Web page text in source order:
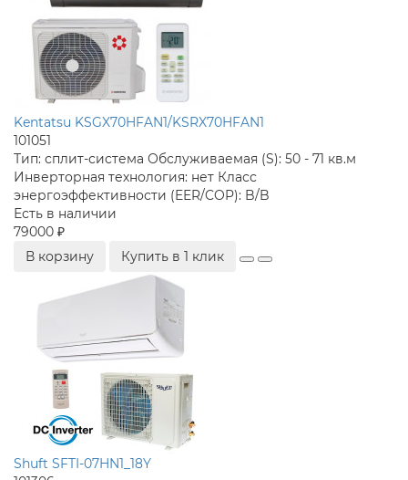
Kentatsu KSGX70HFAN1/KSRX70HFAN1
101051
Тип: сплит-система Обслуживаемая (S): 50 - 71 кв.м
Инверторная технология: нет Класс
энергоэффективности (EER/COP): B/B
Есть в наличии
79000 ₽
В корзину
Купить в 1 клик
Shuft SFTI-07HN1_18Y